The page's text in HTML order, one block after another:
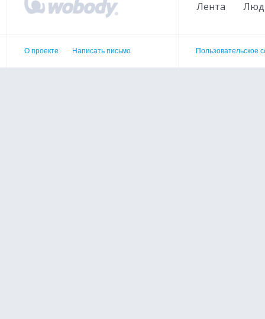
Лента
О проекте Написать письмо Пользовательское